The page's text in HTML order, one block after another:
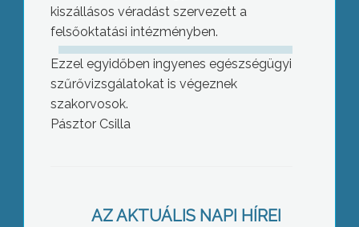
kiszállásos véradást szervezett a
felsőoktatási intézményben.
Ezzel egyidőben ingyenes egészségügyi
szűrővizsgálatokat is végeznek
szakorvosok.
Pásztor Csilla
AZ AKTUÁLIS NAPI HÍREI
Nem kedvez az időjárás a